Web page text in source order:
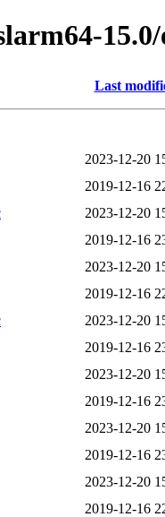
Last
2023-12-20
2019-12-16
2023-12-20
2019-12-16
2023-12-20
2019-12-16
2023-12-20
2019-12-16
2023-12-20
2019-12-16
2023-12-20
2019-12-16
2023-12-20
2019-12-16